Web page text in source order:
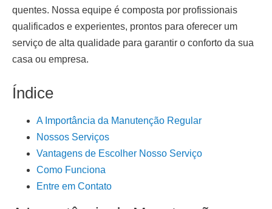
quentes. Nossa equipe é composta por profissionais
qualificados e experientes, prontos para oferecer um
serviço de alta qualidade para garantir o conforto da sua
casa ou empresa.
Índice
A Importância da Manutenção Regular
Nossos Serviços
Vantagens de Escolher Nosso Serviço
Como Funciona
Entre em Contato